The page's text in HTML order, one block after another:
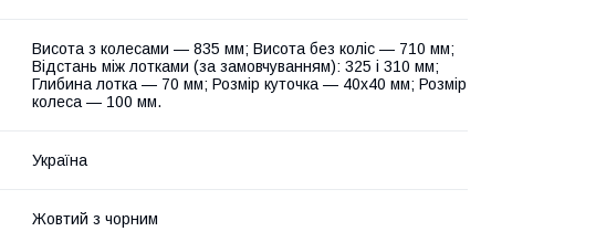
Висота з колесами — 835 мм; Висота без коліс — 710 мм;
Відстань між лотками (за замовчуванням): 325 і 310 мм;
Глибина лотка — 70 мм; Розмір куточка — 40х40 мм; Розмір
колеса — 100 мм.
Україна
Жовтий з чорним